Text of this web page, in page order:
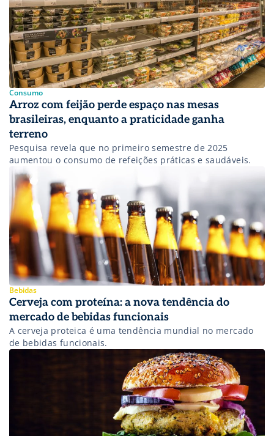
Consumo
Arroz com feijão perde espaço nas mesas
brasileiras, enquanto a praticidade ganha
terreno
Pesquisa revela que no primeiro semestre de 2025
aumentou o consumo de refeições práticas e saudáveis.
Bebidas
Cerveja com proteína: a nova tendência do
mercado de bebidas funcionais
A cerveja proteica é uma tendência mundial no mercado
de bebidas funcionais.